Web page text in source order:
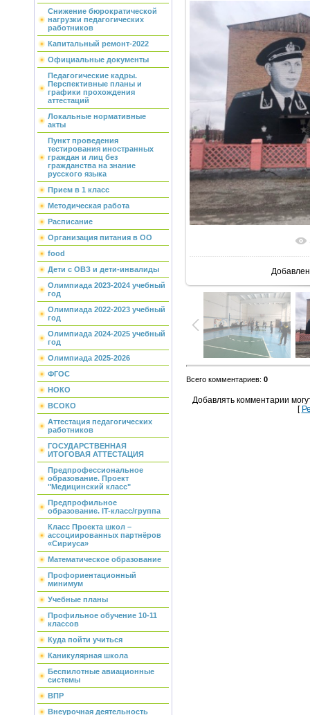
Снижение бюрократической
нагрузки педагогических
работников
Капитальный ремонт-2022
Официальные документы
Педагогические кадры.
Перспективные планы и
графики прохождения
аттестаций
Локальные нормативные
акты
Пункт проведения
тестирования иностранных
граждан и лиц без
гражданства на знание
русского языка
Прием в 1 класс
Методическая работа
Расписание
Организация питания в ОО
food
Дети с ОВЗ и дети-инвалиды
Олимпиада 2023-2024 учебный
год
Олимпиада 2022-2023 учебный
год
Олимпиада 2024-2025 учебный
год
Олимпиада 2025-2026
ФГОС
НОКО
ВСОКО
Аттестация педагогических
работников
ГОСУДАРСТВЕННАЯ
ИТОГОВАЯ АТТЕСТАЦИЯ
Предпрофессиональное
образование. Проект
"Медицинский класс"
Предпрофильное
образование. IT-класс/группа
Класс Проекта школ –
ассоциированных партнёров
«Сириуса»
Математическое образование
Профориентационный
минимум
Учебные планы
Профильное обучение 10-11
классов
Куда пойти учиться
Каникулярная школа
Беспилотные авиационные
системы
ВПР
Внеурочная деятельность
Всего комментариев: 0
Добавлять комментарии
[